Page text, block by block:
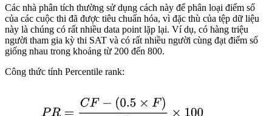
Các nhà phân tích thường sử dụng cách này để phân loại điểm số
của các cuộc thi đã được tiêu chuẩn hóa, vì đặc thù của tệp dữ liệu
này là chúng có rất nhiều data point lặp lại. Ví dụ, có hàng triệu
người tham gia kỳ thi SAT và có rất nhiều người cùng đạt điểm số
giống nhau trong khoảng từ 200 đến 800.
Công thức tính Percentile rank: